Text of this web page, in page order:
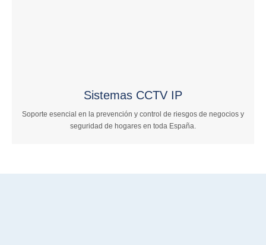
Sistemas CCTV IP
Soporte esencial en la prevención y control de riesgos de negocios y
seguridad de hogares en toda España.